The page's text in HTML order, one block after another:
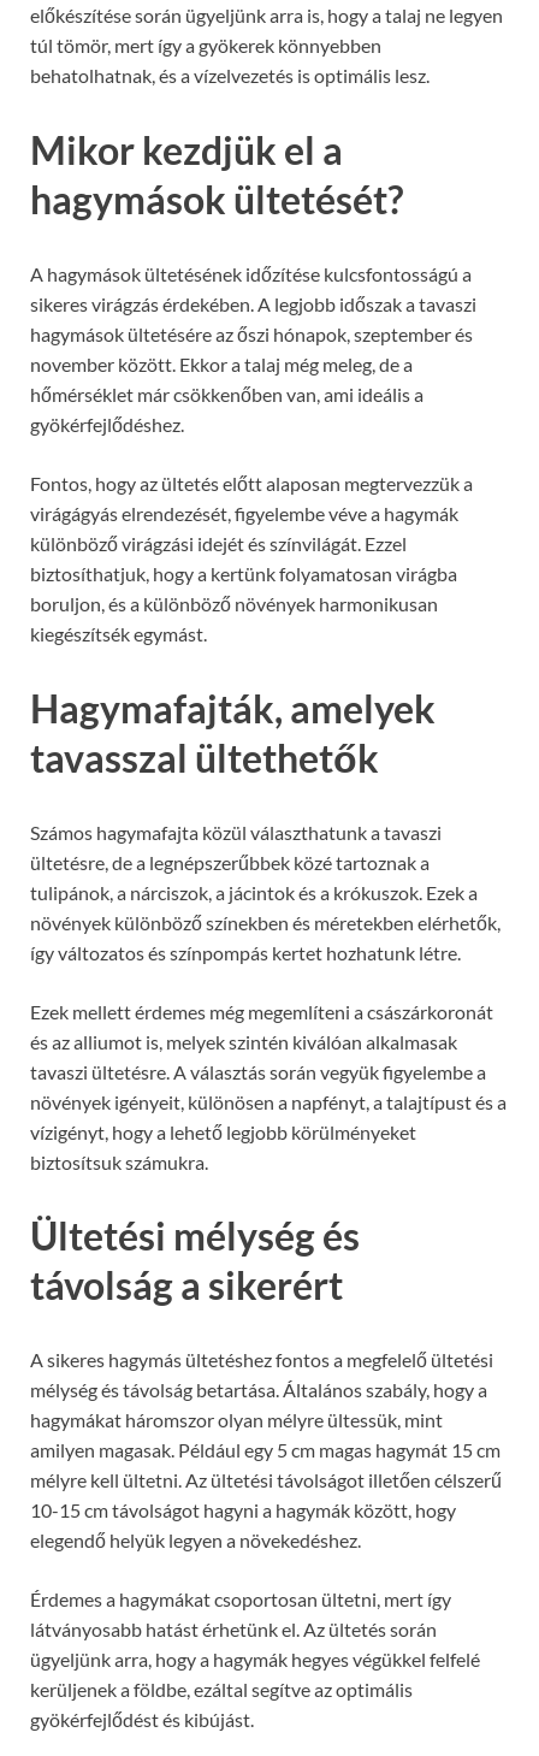
előkészítése során ügyeljünk arra is, hogy a talaj ne legyen
túl tömör, mert így a gyökerek könnyebben
behatolhatnak, és a vízelvezetés is optimális lesz.
Mikor kezdjük el a
hagymások ültetését?
A hagymások ültetésének időzítése kulcsfontosságú a
sikeres virágzás érdekében. A legjobb időszak a tavaszi
hagymások ültetésére az őszi hónapok, szeptember és
november között. Ekkor a talaj még meleg, de a
hőmérséklet már csökkenőben van, ami ideális a
gyökérfejlődéshez.
Fontos, hogy az ültetés előtt alaposan megtervezzük a
virágágyás elrendezését, figyelembe véve a hagymák
különböző virágzási idejét és színvilágát. Ezzel
biztosíthatjuk, hogy a kertünk folyamatosan virágba
boruljon, és a különböző növények harmonikusan
kiegészítsék egymást.
Hagymafajták, amelyek
tavasszal ültethetők
Számos hagymafajta közül választhatunk a tavaszi
ültetésre, de a legnépszerűbbek közé tartoznak a
tulipánok, a nárciszok, a jácintok és a krókuszok. Ezek a
növények különböző színekben és méretekben elérhetők,
így változatos és színpompás kertet hozhatunk létre.
Ezek mellett érdemes még megemlíteni a császárkoronát
és az alliumot is, melyek szintén kiválóan alkalmasak
tavaszi ültetésre. A választás során vegyük figyelembe a
növények igényeit, különösen a napfényt, a talajtípust és a
vízigényt, hogy a lehető legjobb körülményeket
biztosítsuk számukra.
Ültetési mélység és
távolság a sikerért
A sikeres hagymás ültetéshez fontos a megfelelő ültetési
mélység és távolság betartása. Általános szabály, hogy a
hagymákat háromszor olyan mélyre ültessük, mint
amilyen magasak. Például egy 5 cm magas hagymát 15 cm
mélyre kell ültetni. Az ültetési távolságot illetően célszerű
10-15 cm távolságot hagyni a hagymák között, hogy
elegendő helyük legyen a növekedéshez.
Érdemes a hagymákat csoportosan ültetni, mert így
látványosabb hatást érhetünk el. Az ültetés során
ügyeljünk arra, hogy a hagymák hegyes végükkel felfelé
kerüljenek a földbe, ezáltal segítve az optimális
gyökérfejlődést és kibújást.